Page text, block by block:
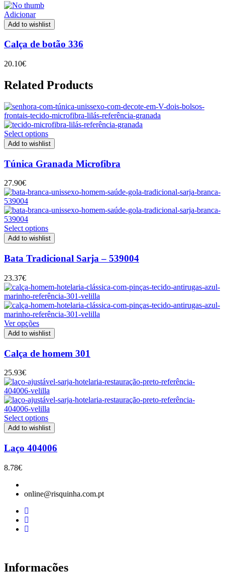
Adicionar
Add to wishlist
Calça de botão 336
20.10€
Related Products
Select options
Add to wishlist
Túnica Granada Microfibra
27.90€
Select options
Add to wishlist
Bata Tradicional Sarja – 539004
23.37€
Ver opções
Add to wishlist
Calça de homem 301
25.93€
Select options
Add to wishlist
Laço 404006
8.78€
online@risquinha.com.pt
Informações